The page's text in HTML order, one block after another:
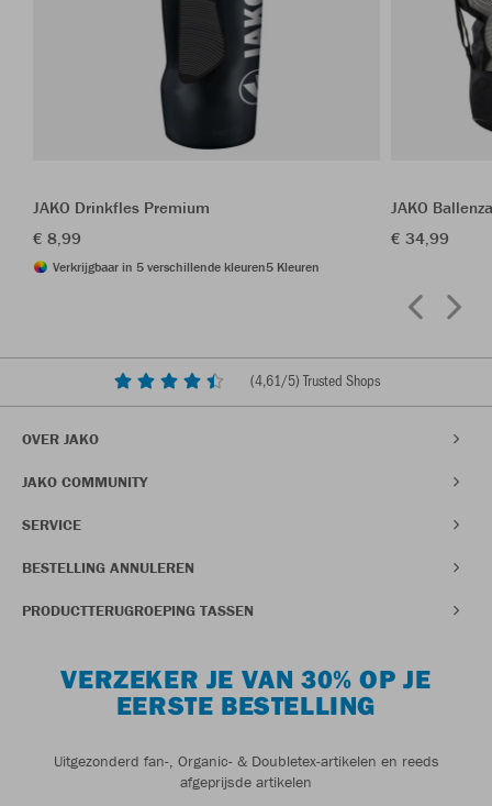
JAKO Drinkfles Premium
€ 8,99
Verkrijgbaar in 5 verschillende kleuren5 Kleuren
JAKO
€ 34,99
(4,61/5) Trusted Shops
OVER JAKO
JAKO COMMUNITY
SERVICE
BESTELLING ANNULEREN
PRODUCTTERUGROEPING TASSEN
VERZEKER JE VAN 30% OP JE
EERSTE BESTELLING
Uitgezonderd fan-, Organic- & Doubletex-artikelen en reeds
afgeprijsde artikelen